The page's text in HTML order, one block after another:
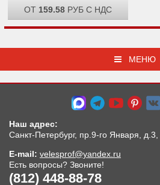
ОТ 159.58РУБ С НДС
МЕНЮ
Наш адрес:
Санкт-Петербург, пр.9-го Января, д.3,
E-mail: velesprof@yandex.ru
Есть вопросы? Звоните!
(812) 448-88-78